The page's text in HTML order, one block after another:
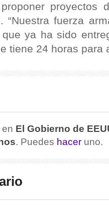
proyectos
“Nuestra fuerza
ya ha sido
tiene 24 horas para
El Gobierno de
. Puedes hacer uno.